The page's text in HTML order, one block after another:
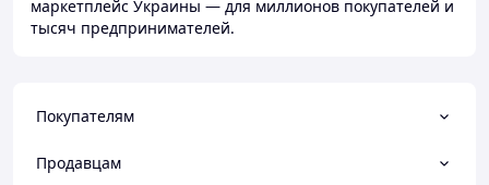
маркетплейс Украины — для миллионов покупателей и
тысяч предпринимателей.
Покупателям
Продавцам